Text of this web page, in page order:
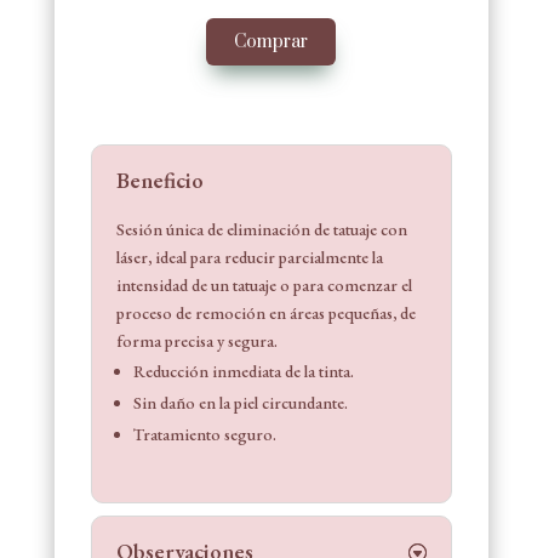
Comprar
Beneficio
Sesión única de eliminación de tatuaje con
láser, ideal para reducir parcialmente la
intensidad de un tatuaje o para comenzar el
proceso de remoción en áreas pequeñas, de
forma precisa y segura.
Reducción inmediata de la tinta.
Sin daño en la piel circundante.
Tratamiento seguro.
Observaciones